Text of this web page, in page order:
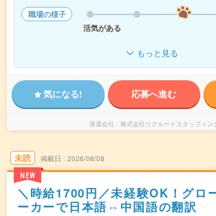
職場の様子
活気がある
もっと見る
気になる! 応募へ進む
派遣会社 株式会社リクルートスタッフィン
未読
NEW
掲載日 2026/08/08
＼時給1700円／未経験OK！グロ
ーカーで日本語⇔中国語の翻訳